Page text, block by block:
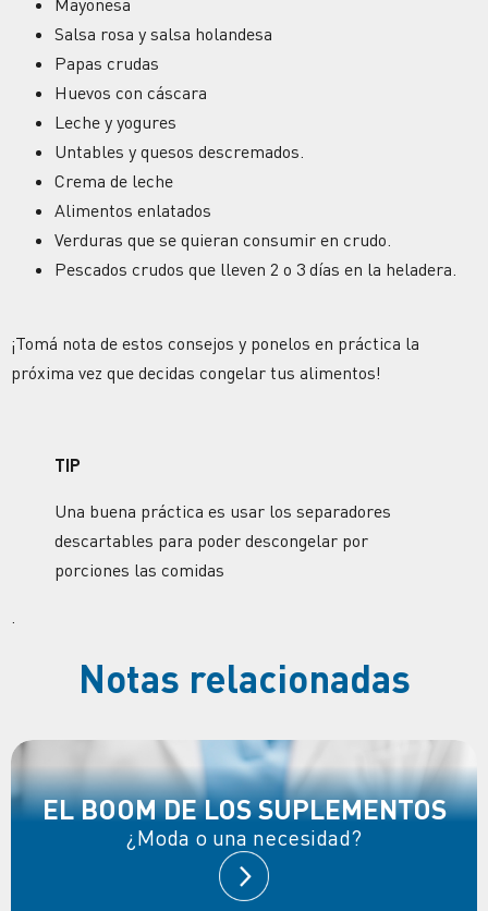
Salsa rosa y salsa holandesa
Papas crudas
Huevos con cáscara
Leche y yogures
Untables y quesos descremados.
Crema de leche
Alimentos enlatados
Verduras que se quieran consumir en crudo.
Pescados crudos que lleven 2 o 3 días en la heladera.
¡Tomá nota de estos consejos y ponelos en práctica la
próxima vez que decidas congelar tus alimentos!
TIP
Una buena práctica es usar los separadores
descartables para poder descongelar por
porciones las comidas
Notas relacionadas
EL BOOM DE LOS SUPLEMENTOS
¿Moda o una necesidad?